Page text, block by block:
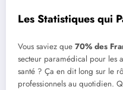
Les Statistiques qui
Vous saviez que 70% des
secteur paramédical pour les
santé ? Ça en dit long sur le
professionnels au quotidien.